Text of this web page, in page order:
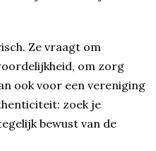
Ze vraagt om
om zorg
ook voor een vereniging
zoek je
bewust van de